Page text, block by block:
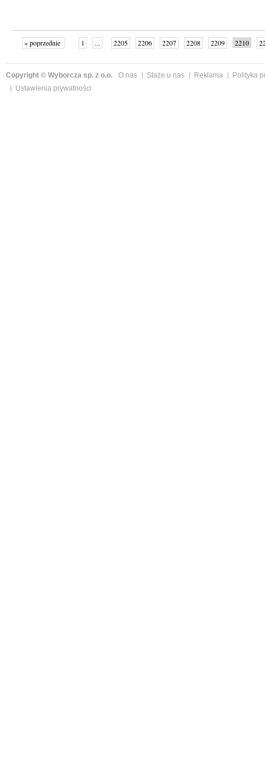
« poprzednie 1 ... 2205 2206 2207 2208 2209 2210
Copyright © Wyborcza sp. z o.o. O nas Staże u nas Reklama
Polityka
Ustawienia prywatności